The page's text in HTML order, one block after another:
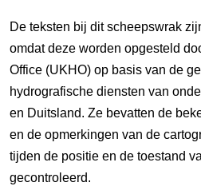
De teksten bij dit scheepswrak
omdat deze worden opgesteld
Office (UKHO) op basis van de
hydrografische diensten van
en Duitsland. Ze bevatten de
en de opmerkingen van de
tijden de positie en de toestand
gecontroleerd.